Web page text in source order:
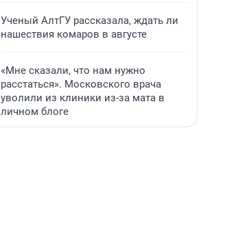
Ученый АлтГУ рассказала, ждать ли
нашествия комаров в августе
«Мне сказали, что нам нужно
расстаться». Московского врача
уволили из клиники из-за мата в
личном блоге